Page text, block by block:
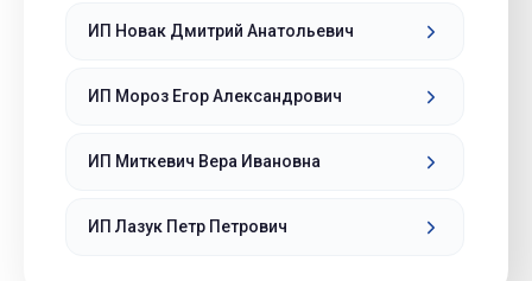
ИП Новак Дмитрий Анатольевич
ИП Мороз Егор Александрович
ИП Миткевич Вера Ивановна
ИП Лазук Петр Петрович